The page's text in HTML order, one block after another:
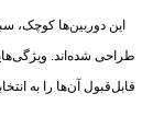
این دوربین‌ها کوچک،
طراحی شده‌اند.
قابل‌قبول آن‌ها را به